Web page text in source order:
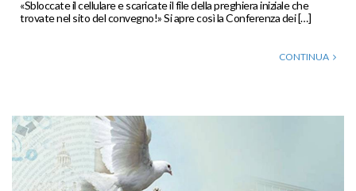
«Sbloccate il cellulare e scaricate il file della preghiera iniziale che
trovate nel sito del convegno!» Si apre così la Conferenza dei […]
CONTINUA